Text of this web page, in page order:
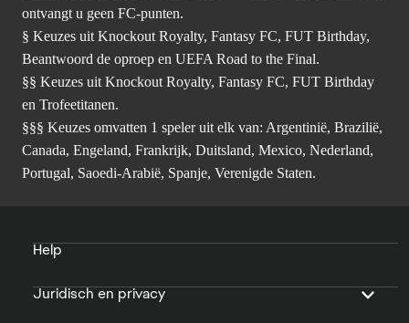
ontvangt u geen FC-punten.
§ Keuzes uit Knockout Royalty, Fantasy FC, FUT Birthday,
Beantwoord de oproep en UEFA Road to the Final.
§§ Keuzes uit Knockout Royalty, Fantasy FC, FUT Birthday
en Trofeetitanen.
§§§ Keuzes omvatten 1 speler uit elk van: Argentinië, Brazilië,
Canada, Engeland, Frankrijk, Duitsland, Mexico, Nederland,
Portugal, Saoedi-Arabië, Spanje, Verenigde Staten.
Help
Juridisch en privacy